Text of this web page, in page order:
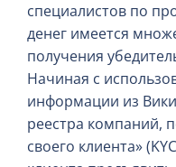
специалистов по
денег имеется
получения
Начиная с
информации из
реестра компаний,
своего клиента»